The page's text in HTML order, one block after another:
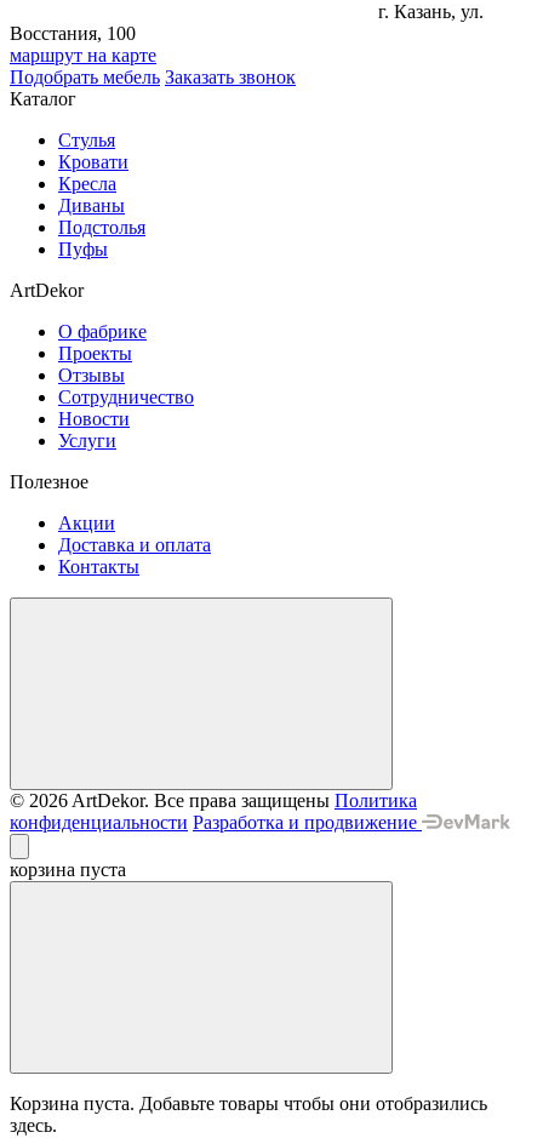
г. Казань, ул.
Восстания, 100
маршрут на карте
Подобрать мебель Заказать звонок
Каталог
Стулья
Кровати
Кресла
Диваны
Подстолья
Пуфы
ArtDekor
О фабрике
Проекты
Отзывы
Сотрудничество
Новости
Услуги
Полезное
Акции
Доставка и оплата
Контакты
© 2026 ArtDekor. Все права защищены Политика
конфиденциальности Разработка и продвижение
корзина пуста
Корзина пуста. Добавьте товары чтобы они отобразились
здесь.